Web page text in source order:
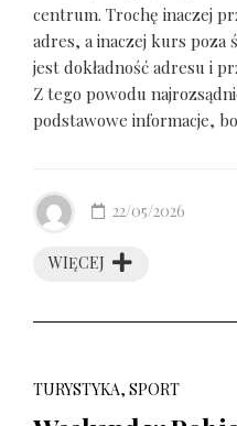
centrum. Trochę inaczej
adres, a inaczej kurs poza
jest dokładność adresu i
Z tego powodu
podstawowe informacje,
WIĘCEJ
22/05/2026
TURYSTYKA, SPORT